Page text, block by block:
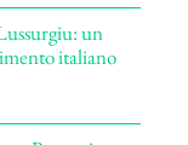
un
italiano